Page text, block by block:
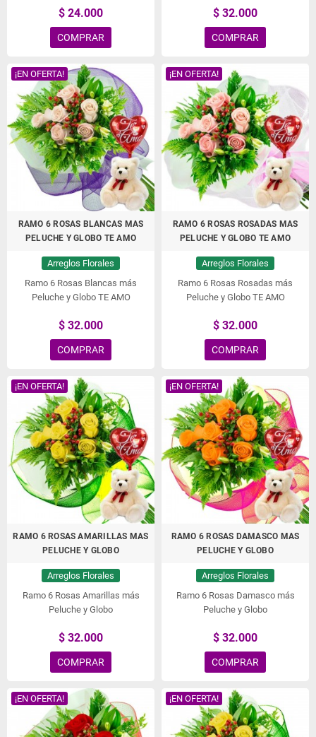
$ 24.000
COMPRAR
$ 32.000
COMPRAR
¡EN OFERTA!
RAMO 6 ROSAS BLANCAS MAS
PELUCHE Y GLOBO TE AMO
Arreglos Florales
Ramo 6 Rosas Blancas más
Peluche y Globo TE AMO
$ 32.000
COMPRAR
¡EN OFERTA!
RAMO 6 ROSAS ROSADAS MAS
PELUCHE Y GLOBO TE AMO
Arreglos Florales
Ramo 6 Rosas Rosadas más
Peluche y Globo TE AMO
$ 32.000
COMPRAR
¡EN OFERTA!
RAMO 6 ROSAS AMARILLAS MAS
PELUCHE Y GLOBO
Arreglos Florales
Ramo 6 Rosas Amarillas más
Peluche y Globo
$ 32.000
COMPRAR
¡EN OFERTA!
RAMO 6 ROSAS DAMASCO MAS
PELUCHE Y GLOBO
Arreglos Florales
Ramo 6 Rosas Damasco más
Peluche y Globo
$ 32.000
COMPRAR
¡EN OFERTA! ¡EN OFERTA!